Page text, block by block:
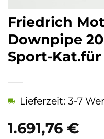
Friedrich
Downpipe
Sport-
1.691,76 €
Lieferzeit: 3-7